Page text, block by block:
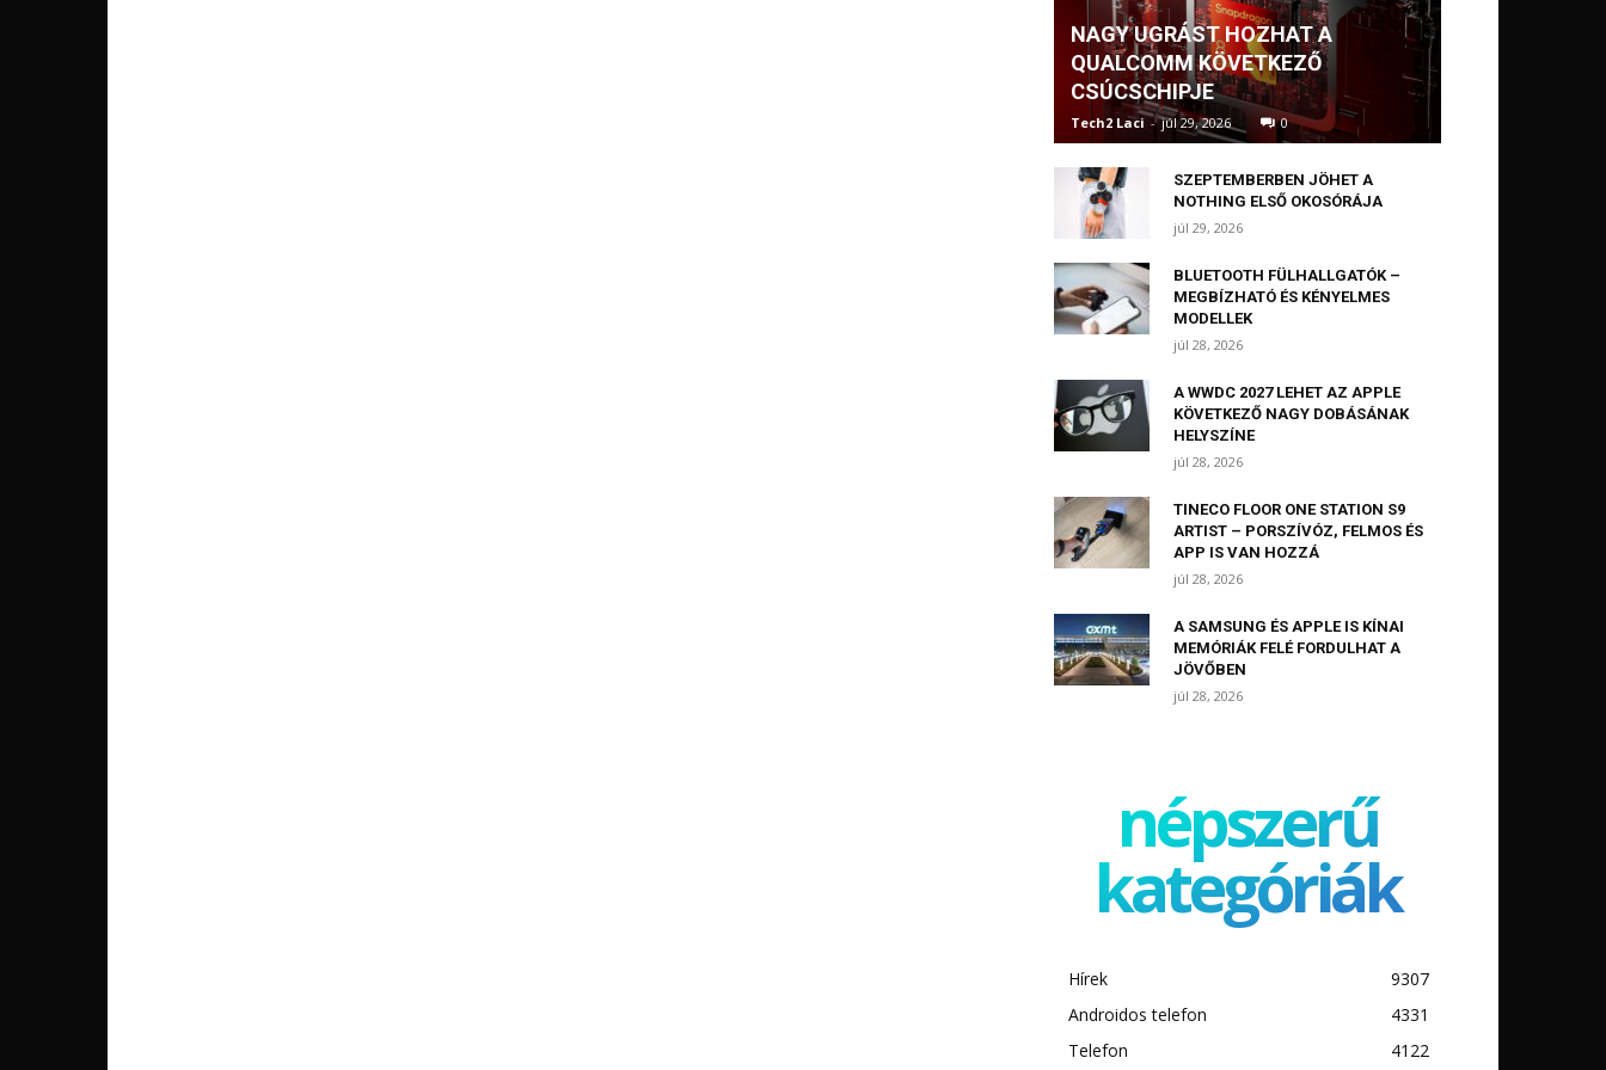
NAGY UGRÁST HOZHAT A
QUALCOMM KÖVETKEZŐ
CSÚCSCHIPJE
Tech2 Laci - júl 29, 2026 0
SZEPTEMBERBEN JÖHET A
NOTHING ELSŐ OKOSÓRÁJA
júl 29, 2026
BLUETOOTH FÜLHALLGATÓK –
MEGBÍZHATÓ ÉS KÉNYELMES
MODELLEK
júl 28, 2026
A WWDC 2027 LEHET AZ APPLE
KÖVETKEZŐ NAGY DOBÁSÁNAK
HELYSZÍNE
júl 28, 2026
TINECO FLOOR ONE STATION S9
ARTIST – PORSZÍVÓZ, FELMOS ÉS
APP IS VAN HOZZÁ
júl 28, 2026
A SAMSUNG ÉS APPLE IS KÍNAI
MEMÓRIÁK FELÉ FORDULHAT A
JÖVŐBEN
júl 28, 2026
népszerű
kategóriák
Hírek
9307
Androidos telefon
4331
Telefon
4122